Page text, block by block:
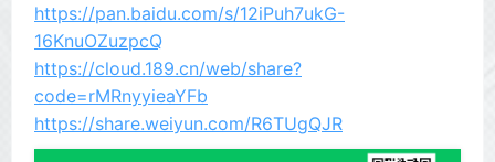
https://pan.baidu.com/s/12iPuh7ukG-
16KnuOZuzpcQ
https://cloud.189.cn/web/share?
code=rMRnyyieaYFb
https://share.weiyun.com/R6TUgQJR